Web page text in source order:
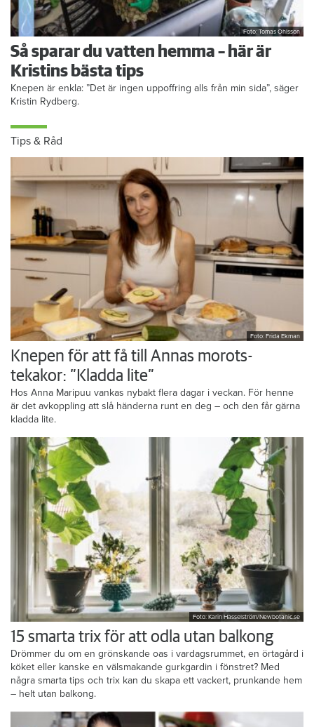
Foto: Tomas Ohlsson
Så sparar du vatten hemma – här är
Kristins bästa tips
Knepen är enkla: ”Det är ingen uppoffring alls från min sida”, säger
Kristin Rydberg.
Tips & Råd
Foto: Frida Ekman
Knepen för att få till Annas morots-
tekakor: ”Kladda lite”
Hos Anna Maripuu vankas nybakt flera dagar i veckan. För henne
är det avkoppling att slå händerna runt en deg – och den får gärna
kladda lite.
Foto: Karin Hasselström/Newbotanic.se
15 smarta trix för att odla utan balkong
Drömmer du om en grönskande oas i vardagsrummet, en örtagård i
köket eller kanske en välsmakande gurkgardin i fönstret? Med
några smarta tips och trix kan du skapa ett vackert, prunkande hem
– helt utan balkong.